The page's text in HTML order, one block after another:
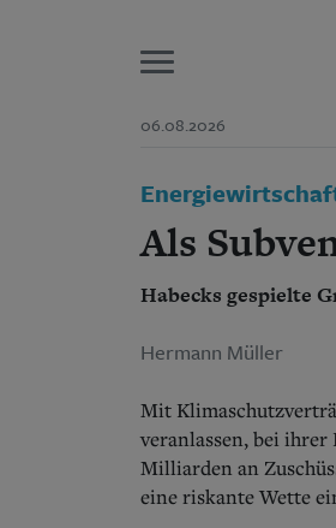
06.08.2026
Start
Wer wir sind
Aktuelle Ausgabe
Abonnent
Archiv
Suchen und
Als
Habecks gespielte
Hermann Müller
Mit
veranlassen, bei
Milliarden an
eine riskante Wette